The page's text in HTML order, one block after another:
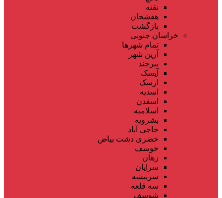
نقنه
هفشجان
بازگشت
خراسان جنوبی
تمام شهر‌ها
آرین شهر
بیرجند
آیسک
ارسک
اسدیه
اسفدن
اسلامیه
بشرویه
حاجی آباد
خضری دشت بیاض
خوسف
زهان
سرایان
سربیشه
سه قلعه
شوسف